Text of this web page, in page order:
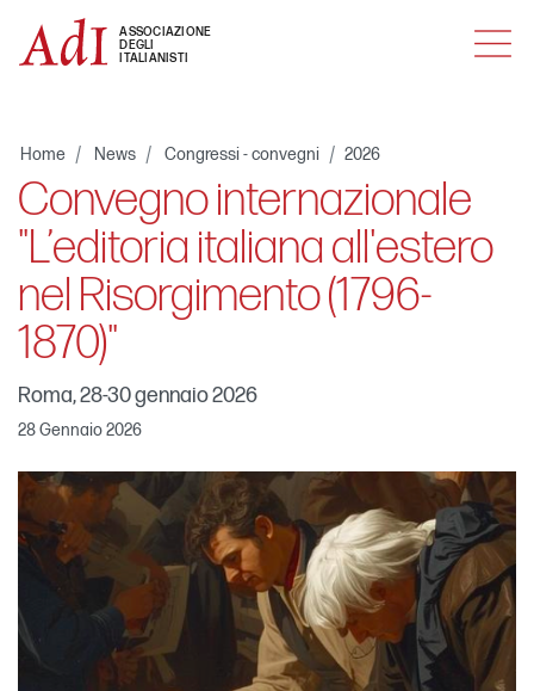
ASSOCIAZIONE
DEGLI
ITALIANISTI
MENU
Home News Congressi - convegni 2026
Convegno internazionale
"L’editoria italiana all'estero
nel Risorgimento (1796-
1870)"
Roma, 28-30 gennaio 2026
28 Gennaio 2026